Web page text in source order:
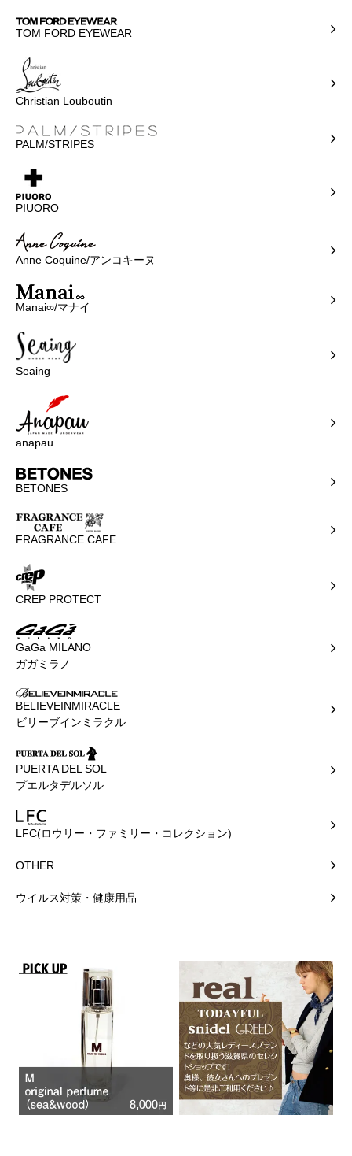
TOM FORD EYEWEAR
Christian Louboutin
PALM/STRIPES
PIUORO
Anne Coquine/アンコキーヌ
Manai∞/マナイ
Seaing
anapau
BETONES
FRAGRANCE CAFE
CREP PROTECT
GaGa MILANO
ガガミラノ
BELIEVEINMIRACLE
ビリーブインミラクル
PUERTA DEL SOL
プエルタデルソル
LFC(ロウリー・ファミリー・コレクション)
OTHER
ウイルス対策・健康用品